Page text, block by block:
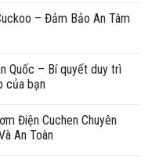
– Đảm Bảo An Tâm
Quốc – Bí quyết duy trì
của bạn
Điện Cuchen Chuyên
An Toàn